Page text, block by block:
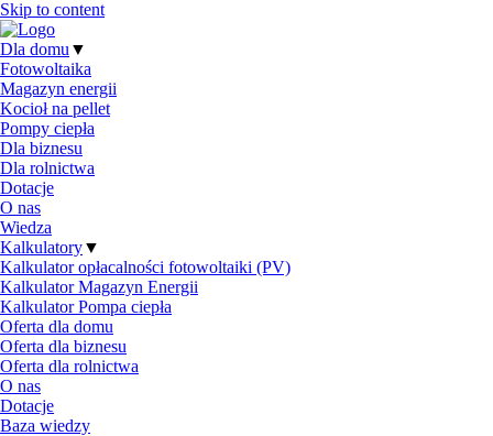
Skip to content
Dla domu ▼
Fotowoltaika
Magazyn energii
Kocioł na pellet
Pompy ciepła
Dla biznesu
Dla rolnictwa
Dotacje
O nas
Wiedza
Kalkulatory▼
Kalkulator opłacalności fotowoltaiki (PV)
Kalkulator Magazyn Energii
Kalkulator Pompa ciepła
Oferta dla domu
Oferta dla biznesu
Oferta dla rolnictwa
O nas
Dotacje
Baza wiedzy